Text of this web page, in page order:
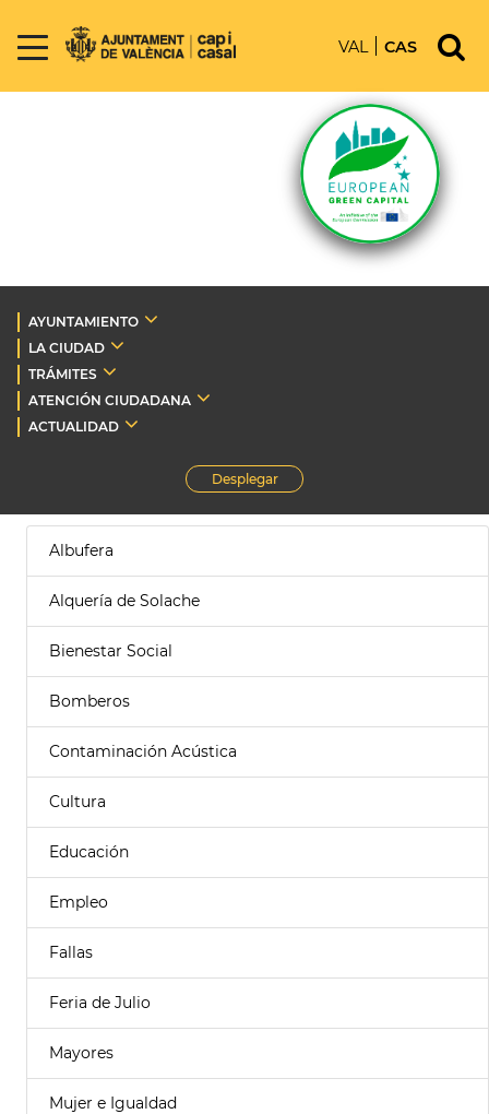
VAL CAS
AYUNTAMIENTO
LA CIUDAD
TRÁMITES
ATENCIÓN CIUDADANA
ACTUALIDAD
Desplegar
Albufera
Alquería de Solache
Bienestar Social
Bomberos
Contaminación Acústica
Cultura
Educación
Empleo
Fallas
Feria de Julio
Mayores
Mujer e Igualdad